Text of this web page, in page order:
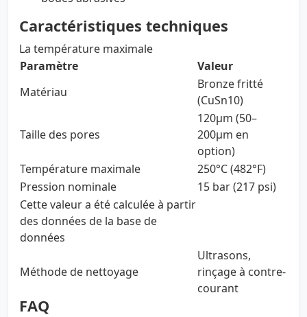
Caractéristiques techniques
La température maximale
Paramètre
Valeur
Matériau
Bronze fritté
(CuSn10)
Taille des pores
120µm (50–
200µm en
option)
Température maximale
250°C (482°F)
Pression nominale
15 bar (217 psi)
Cette valeur a été calculée à partir
des données de la base de
données
Méthode de nettoyage
Ultrasons,
rinçage à contre-
courant
FAQ